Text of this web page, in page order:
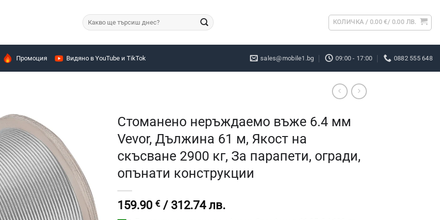
Търсене
за:
КОЛИЧКА / 0.00€/ 0.00 ЛВ.
Промоция Видяно в YouTube и TikTok sales@mobile1.bg 09:00 - 17:00 0882 555 648
Стоманено неръждаемо въже 6.4 мм
Vevor, Дължина 61 м, Якост на
скъсване 2900 кг, За парапети, огради,
опънати конструкции
159.90 € / 312.74 лв.